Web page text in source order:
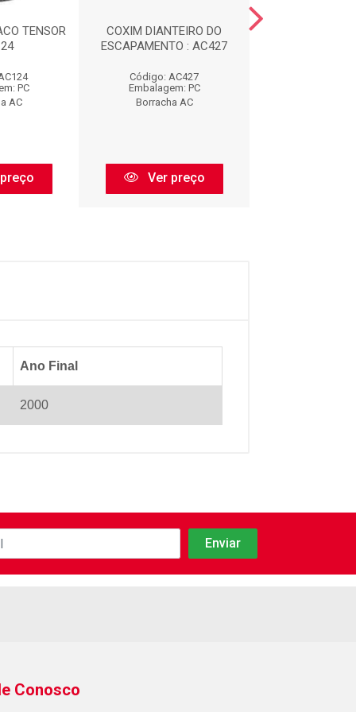
TENSOR
PC
AC
COXIM DIANTEIRO DO
ESCAPAMENTO : AC427
Código: AC427
Embalagem: PC
Borracha AC
Ver preço
Ano Final
2000
Conosco